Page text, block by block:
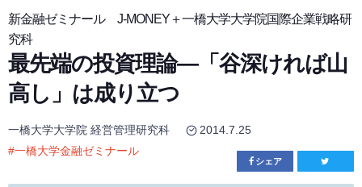
新金融ゼミナール J-MONEY＋一橋大学大学院国際企業戦略研
究科
最先端の投資理論―「谷深ければ山
高し」は成り立つ
一橋大学大学院 経営管理研究科
2014.7.25
#一橋大学金融ゼミナール
シェア